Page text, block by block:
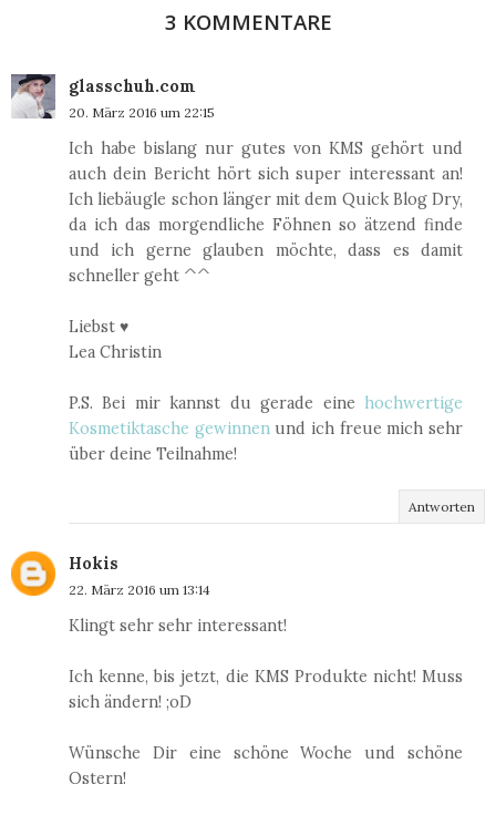
3 KOMMENTARE
glasschuh.com
20. März 2016 um 22:15
Ich habe bislang nur gutes von KMS gehört und
auch dein Bericht hört sich super interessant an!
Ich liebäugle schon länger mit dem Quick Blog Dry,
da ich das morgendliche Föhnen so ätzend finde
und ich gerne glauben möchte, dass es damit
schneller geht ^^
Liebst ♥
Lea Christin
P.S. Bei mir kannst du gerade eine hochwertige
Kosmetiktasche gewinnenund ich freue mich sehr
über deine Teilnahme!
Antworten
Hokis
22. März 2016 um 13:14
Klingt sehr sehr interessant!
Ich kenne, bis jetzt, die KMS Produkte nicht! Muss
sich ändern! ;oD
Wünsche Dir eine schöne Woche und schöne
Ostern!